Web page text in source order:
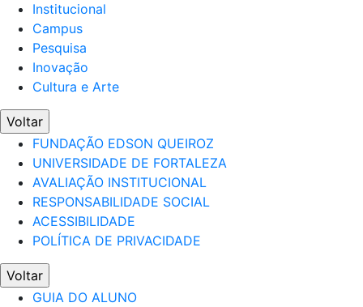
Institucional
Campus
Pesquisa
Inovação
Cultura e Arte
Voltar
FUNDAÇÃO EDSON QUEIROZ
UNIVERSIDADE DE FORTALEZA
AVALIAÇÃO INSTITUCIONAL
RESPONSABILIDADE SOCIAL
ACESSIBILIDADE
POLÍTICA DE PRIVACIDADE
Voltar
GUIA DO ALUNO